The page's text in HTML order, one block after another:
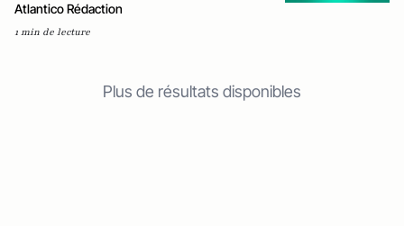
Atlantico Rédaction
1 min de lecture
Plus de résultats disponibles